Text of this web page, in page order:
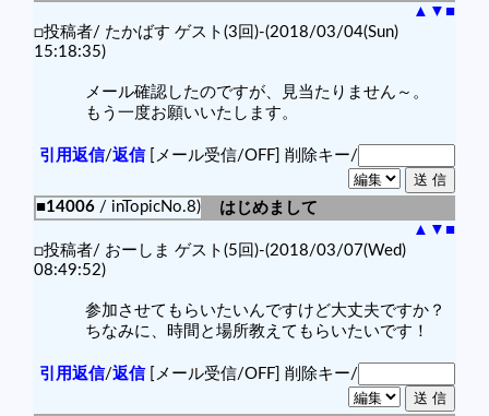
▲ ▼ ■
□投稿者/ たかばす ゲスト(3回)-(2018/03/04(Sun)
15:18:35)
メール確認したのですが、見当たりません～。
もう一度お願いいたします。
引用返信/返信[メール受信/OFF] 削除キー/
■14006 / inTopicNo.8)
はじめまして
▲ ▼ ■
□投稿者/ おーしま ゲスト(5回)-(2018/03/07(Wed)
08:49:52)
参加させてもらいたいんですけど大丈夫ですか？
ちなみに、時間と場所教えてもらいたいです！
引用返信/返信[メール受信/OFF] 削除キー/